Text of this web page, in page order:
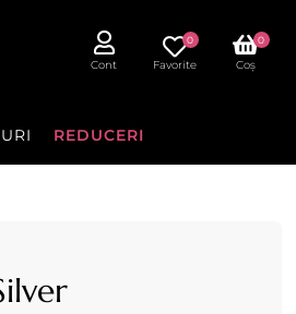
Cont Favorite
0
Coș
0
REDUCERI